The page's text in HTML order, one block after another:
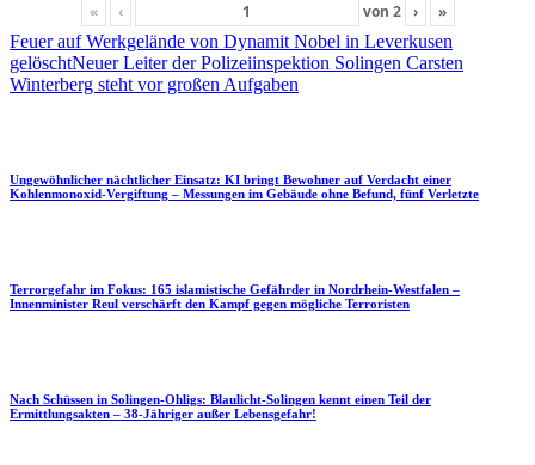
« ‹ von 2 ›
»
Feuer auf Werkgelände von Dynamit Nobel in Leverkusen
gelöschtNeuer Leiter der Polizeiinspektion Solingen Carsten
Winterberg steht vor großen Aufgaben
Ungewöhnlicher nächtlicher Einsatz: KI bringt Bewohner auf Verdacht einer
Kohlenmonoxid-Vergiftung – Messungen im Gebäude ohne Befund, fünf Verletzte
Terrorgefahr im Fokus: 165 islamistische Gefährder in Nordrhein-Westfalen –
Innenminister Reul verschärft den Kampf gegen mögliche Terroristen
Nach Schüssen in Solingen-Ohligs: Blaulicht-Solingen kennt einen Teil der
Ermittlungsakten – 38-Jähriger außer Lebensgefahr!